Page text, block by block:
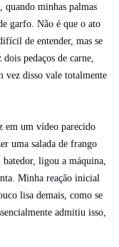
quando minhas palmas
garfo. Não é que o ato
de entender, mas se
pedaços de carne,
vez disso vale totalmente
em um vídeo parecido
uma salada de frango
ligou a máquina,
Minha reação inicial
lisa demais, como se
admitiu isso,